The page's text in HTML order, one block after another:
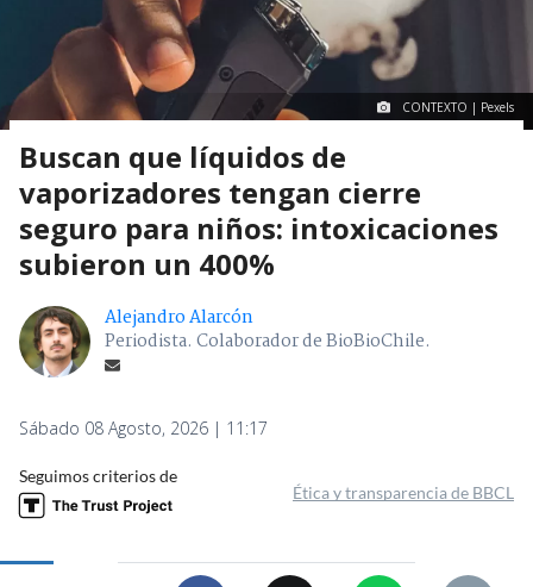
CONTEXTO | Pexels
Buscan que líquidos de
vaporizadores tengan cierre
seguro para niños: intoxicaciones
subieron un 400%
Alejandro Alarcón
Periodista. Colaborador de BioBioChile.
Sábado 08 Agosto, 2026 | 11:17
Seguimos criterios de
Ética y transparencia de BBCL